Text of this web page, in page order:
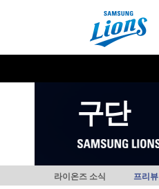
구단
라이온즈 소식 프리뷰